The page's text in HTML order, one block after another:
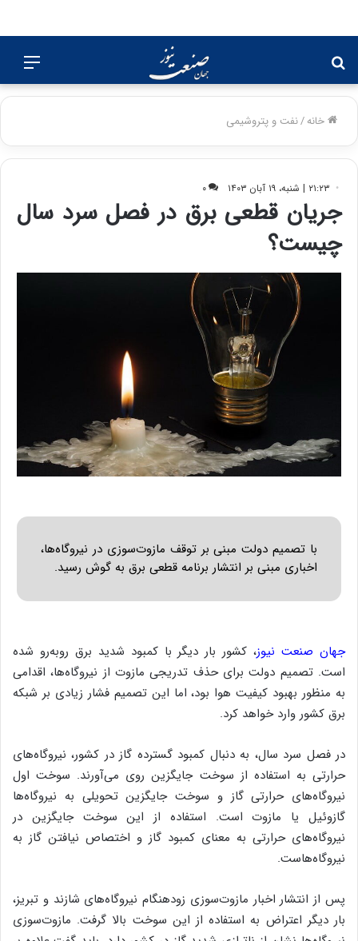
برای
خانه/نفت و پتروشیمی
۲۱:۲۳ | شنبه، ۱۹ آبان ۱۴۰۳ ۰
جریان قطعی برق در فصل سرد سال
چیست؟
با تصمیم دولت مبنی بر توقف مازوت‌سوزی در نیروگاه‌ها،
اخباری مبنی بر انتشار برنامه قطعی برق به گوش رسید.
جهان صنعت نیوز، کشور بار دیگر با کمبود شدید برق روبه‌رو شده
است. تصمیم دولت برای حذف تدریجی مازوت از نیروگاه‌ها، اقدامی
به منظور بهبود کیفیت هوا بود، اما این تصمیم فشار زیادی بر شبکه
برق کشور وارد خواهد کرد.
در فصل سرد سال، به دنبال کمبود گسترده گاز در کشور، نیروگاه‌های
حرارتی به استفاده از سوخت جایگزین روی می‌آورند. سوخت اول
نیروگاه‌های حرارتی گاز و سوخت جایگزین تحویلی به نیروگاه‌ها
گازوئیل یا مازوت است. استفاده از این سوخت جایگزین در
نیروگاه‌های حرارتی به معنای کمبود گاز و اختصاص نیافتن گاز به
نیروگاه‌هاست.
پس از انتشار اخبار مازوت‌سوزی زودهنگام نیروگاه‌های شازند و تبریز،
بار دیگر اعتراض به استفاده از این سوخت بالا گرفت. مازوت‌‌سوزی